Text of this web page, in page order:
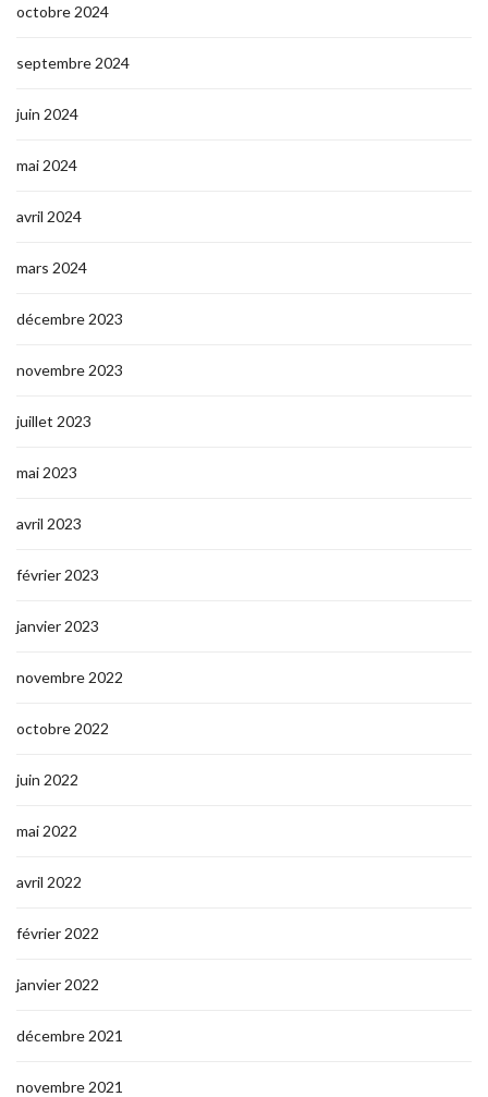
octobre 2024
septembre 2024
juin 2024
mai 2024
avril 2024
mars 2024
décembre 2023
novembre 2023
juillet 2023
mai 2023
avril 2023
février 2023
janvier 2023
novembre 2022
octobre 2022
juin 2022
mai 2022
avril 2022
février 2022
janvier 2022
décembre 2021
novembre 2021